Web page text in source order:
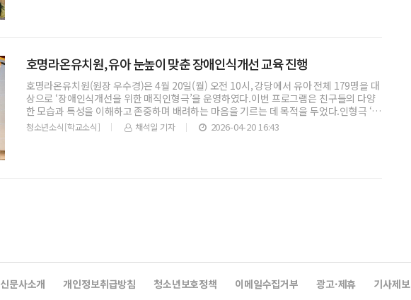
호명라온유치원, 유아 눈높이 맞춘 장애인식개선 교육 진행
호명라온유치원(원장 우수경)은 4월 20일(월) 오전 10시, 강당에서 유아 전체 179명을 대
상으로 ‘장애인식개선을 위한 매직인형극’을 운영하였다.이번 프로그램은 친구들의 다양
한 모습과 특성을 이해하고 존중하며 배려하는 마음을 기르는 데 목적을 두었다.인형극 ‘달
라도
청소년소식[학교소식] 채석일 기자 2026-04-20 16:43
신문사소개 개인정보취급방침 청소년보호정책 이메일수집거부 광고·제휴 기사제보